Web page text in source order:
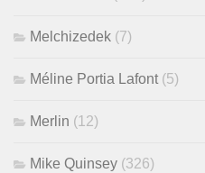
Melchizedek (7)
Méline Portia Lafont (5)
Merlin (12)
Mike Quinsey (326)